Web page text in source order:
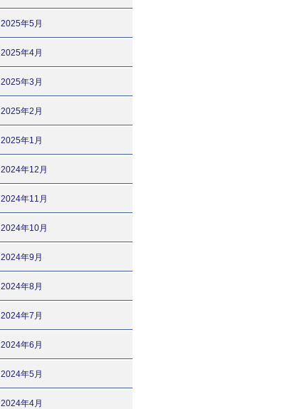
2025年5月
2025年4月
2025年3月
2025年2月
2025年1月
2024年12月
2024年11月
2024年10月
2024年9月
2024年8月
2024年7月
2024年6月
2024年5月
2024年4月